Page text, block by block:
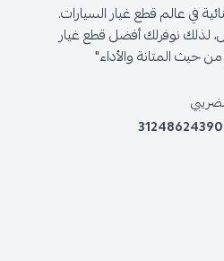
في عالم قطع غيار السيارات.
لذلك نوفرلك أفضل قطع غيار
حيث المتانة والأداء"